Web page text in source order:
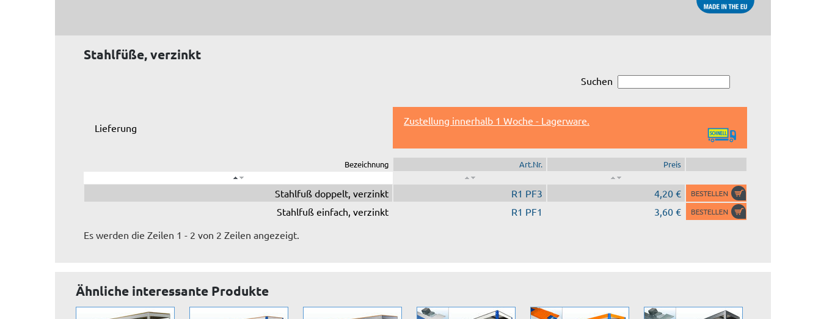
Stahlfüße, verzinkt
Suchen
Lieferung
Zustellung innerhalb 1 Woche - Lagerware.
Bezeichnung Art.Nr. Preis
Stahlfuß doppelt, verzinkt R1 PF3
4,20 €
Stahlfuß einfach, verzinkt
R1 PF1
3,60 €
Es werden die Zeilen 1 - 2 von 2 Zeilen angezeigt.
Ähnliche interessante Produkte